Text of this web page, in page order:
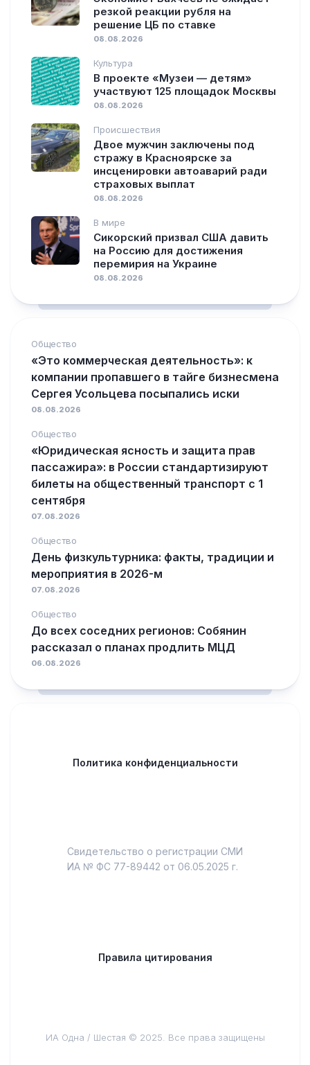
резкой реакции рубля на
решение ЦБ по ставке
08.08.2026
Культура
В проекте «Музеи — детям»
участвуют 125 площадок Москвы
08.08.2026
Происшествия
Двое мужчин заключены под
стражу в Красноярске за
инсценировки автоаварий ради
страховых выплат
08.08.2026
В мире
Сикорский призвал США давить
на Россию для достижения
перемирия на Украине
08.08.2026
Общество
«Это коммерческая деятельность»: к
компании пропавшего в тайге бизнесмена
Сергея Усольцева посыпались иски
08.08.2026
Общество
«Юридическая ясность и защита прав
пассажира»: в России стандартизируют
билеты на общественный транспорт с 1
сентября
07.08.2026
Общество
День физкультурника: факты, традиции и
мероприятия в 2026-м
07.08.2026
Общество
До всех соседних регионов: Собянин
рассказал о планах продлить МЦД
06.08.2026
Политика конфиденциальности
Свидетельство о регистрации СМИ
ИА № ФС 77-89442 от 06.05.2025 г.
Правила цитирования
ИА Одна / Шестая © 2025. Все права защищены